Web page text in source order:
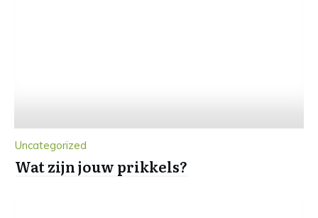
Uncategorized
Wat zijn jouw prikkels?